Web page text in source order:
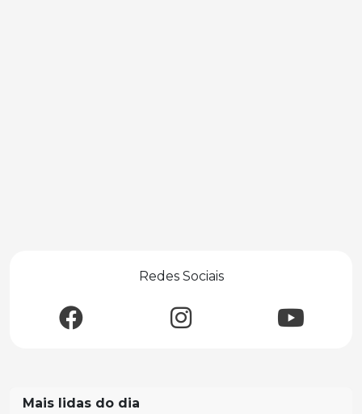
Redes Sociais
Mais lidas do dia